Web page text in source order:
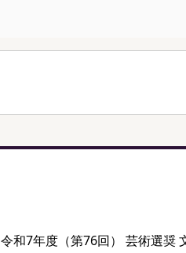
令和7年度（第76回） 芸術選奨